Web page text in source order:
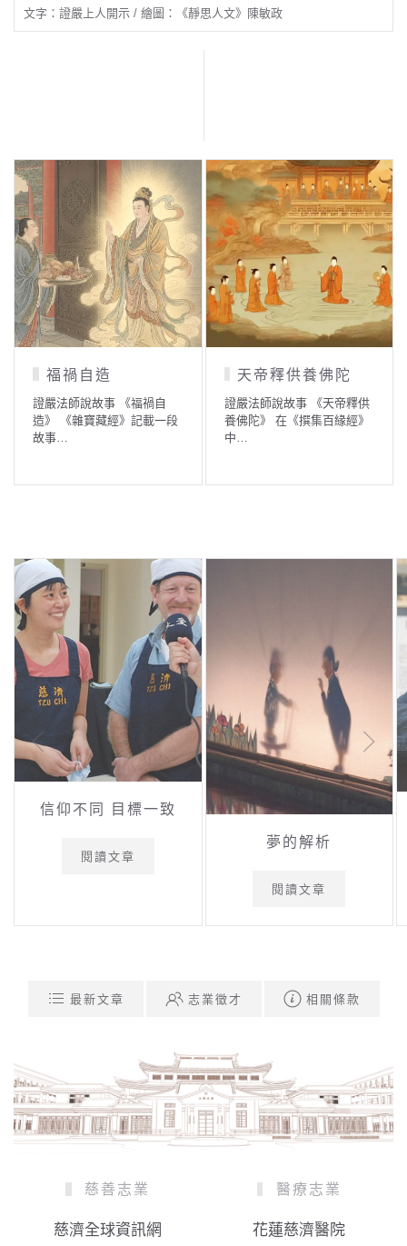
文字：證嚴上人開示 / 繪圖：《靜思人文》陳敏政
福禍自造
證嚴法師說故事 《福禍自
造》 《雜寶藏經》記載一段
故事…
天帝釋供養佛陀
證嚴法師說故事 《天帝釋供
養佛陀》 在《撰集百緣經》
中…
信仰不同 目標一致
閱讀文章
夢的解析
閱讀文章
最新文章 志業徵才 相關條款
慈善志業
慈濟全球資訊網
醫療志業
花蓮慈濟醫院